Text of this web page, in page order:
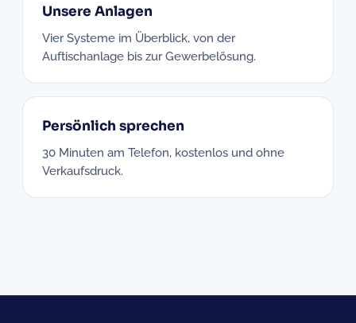
Unsere Anlagen
Vier Systeme im Überblick, von der
Auftischanlage bis zur Gewerbelösung.
Persönlich sprechen
30 Minuten am Telefon, kostenlos und ohne
Verkaufsdruck.